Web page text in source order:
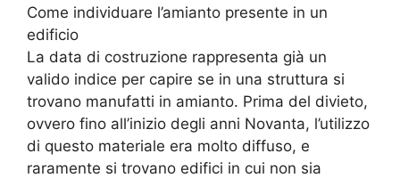
Come individuare l’amianto presente in un
edificio
La data di costruzione rappresenta già un
valido indice per capire se in una struttura si
trovano manufatti in amianto. Prima del divieto,
ovvero fino all’inizio degli anni Novanta, l’utilizzo
di questo materiale era molto diffuso, e
raramente si trovano edifici in cui non sia